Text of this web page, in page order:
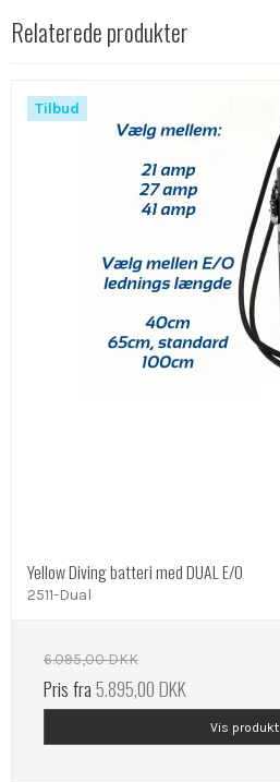
Relaterede produkter
Tilbud
Yellow Diving batteri med DUAL E/O
2511-Dual
6.095,00 DKK
Pris fra5.895,00 DKK
Vis produkt